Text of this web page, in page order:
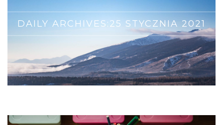
DAILY ARCHIVES:25 STYCZNIA 2021